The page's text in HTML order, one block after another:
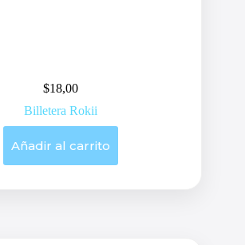
$18,00
Billetera Rokii
Añadir al carrito